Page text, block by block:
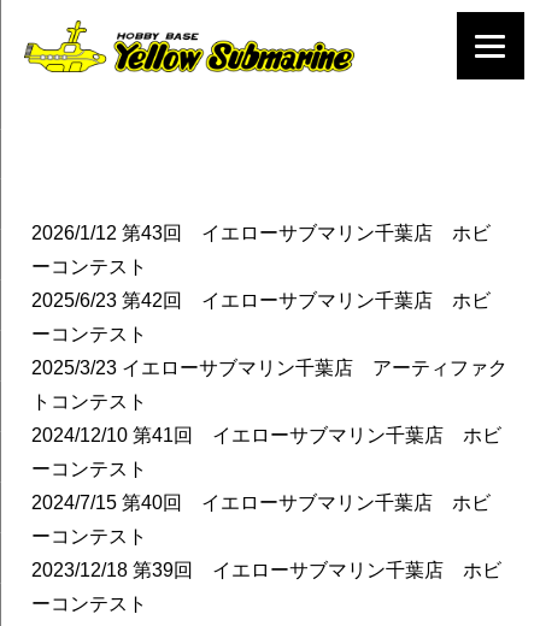
2026/1/12 第43回 イエローサブマリン千葉店 ホビ
ーコンテスト
2025/6/23 第42回 イエローサブマリン千葉店 ホビ
ーコンテスト
2025/3/23 イエローサブマリン千葉店 アーティファク
トコンテスト
2024/12/10 第41回 イエローサブマリン千葉店 ホビ
ーコンテスト
2024/7/15 第40回 イエローサブマリン千葉店 ホビ
ーコンテスト
2023/12/18 第39回 イエローサブマリン千葉店 ホビ
ーコンテスト